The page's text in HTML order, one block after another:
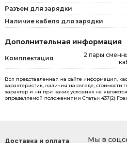
Разъем для зарядки
Наличие кабеля для зарядки
Дополнительная информация
Комплектация
2 пары
Вся представленная на сайте информация,
характеристик, наличия на складе,
характер и ни при каких условиях не
определяемой положениями Статьи 437(2)
Мы в
Доставка и оплата